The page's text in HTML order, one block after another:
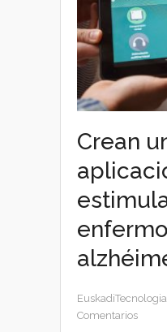
Crean
EuskadiTecnologia
Comentarios